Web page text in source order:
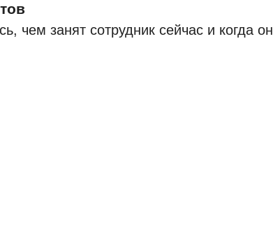
чем занят сотрудник сейчас и когда он